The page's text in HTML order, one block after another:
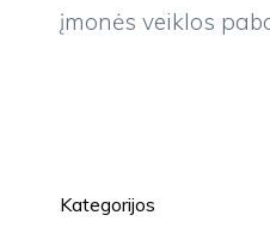
įmonės veiklos
Kategorijos